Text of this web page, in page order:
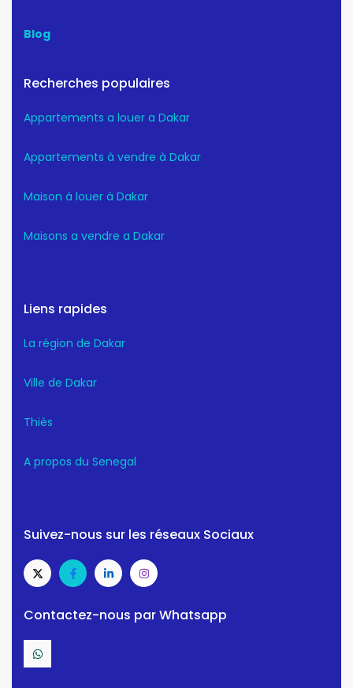
Blog
Recherches populaires
Appartements a louer a Dakar
Appartements à vendre à Dakar
Maison à louer à Dakar
Maisons a vendre a Dakar
Liens rapides
La région de Dakar
Ville de Dakar
Thiès
A propos du Senegal
Suivez-nous sur les réseaux Sociaux
Contactez-nous par Whatsapp